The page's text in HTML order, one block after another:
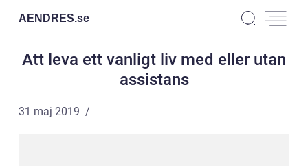
AENDRES.se
Att leva ett vanligt liv med eller utan
assistans
31 maj 2019